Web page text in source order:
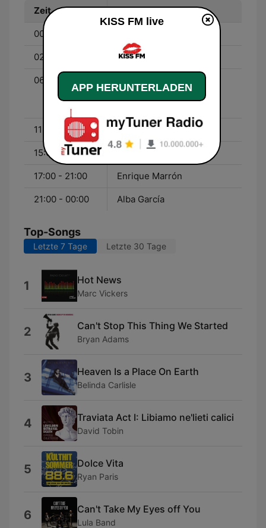
Zeit Programm
00:00 - 02:00
02:00 - 06:00 Susana León
06:00 - 11:00
Las Mañanas KISS - Con
Xavi Rodríguez y María
11:00 - 15:00 Ana Canora
15:00 - 17:00 Las 30 de las 3
17:00 - 21:00 Enrique Marrón
21:00 - 00:00 Alba García
Top-Songs
Letzte 7 Tage Letzte 30 Tage
1 Hot News
Marc Vickers
2 Can't Stop This Thing We Started
Bryan Adams
3 Heaven Is a Place On Earth
Belinda Carlisle
4 Traviata Act I: Libiamo ne'lieti calici
David Tobin
5 Dolce Vita
Ryan Paris
6 Can't Take My Eyes off You
Lula Band
KISS FM live
APP HERUNTERLADEN